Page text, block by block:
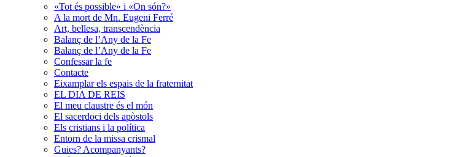
«Tot és possible» i «On són?»
A la mort de Mn. Eugeni Ferré
Art, bellesa, transcendència
Balanç de l’Any de la Fe
Balanç de l’Any de la Fe
Confessar la fe
Contacte
Eixamplar els espais de la fraternitat
EL DIA DE REIS
El meu claustre és el món
El sacerdoci dels apòstols
Els cristians i la política
Entorn de la missa crismal
Guies? Acompanyants?